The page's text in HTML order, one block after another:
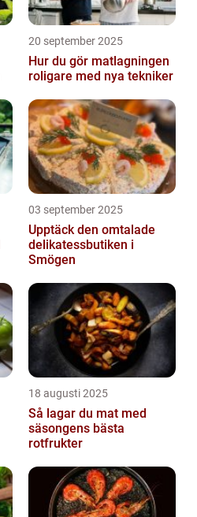
20 september 2025
Hur du gör matlagningen
roligare med nya tekniker
03 september 2025
Upptäck den omtalade
delikatessbutiken i
Smögen
18 augusti 2025
Så lagar du mat med
säsongens bästa
rotfrukter